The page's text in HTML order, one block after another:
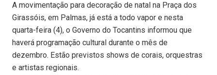
A movimentação para decoração de natal na Praça dos
Girassóis, em Palmas, já está a todo vapor e nesta
quarta-feira (4), o Governo do Tocantins informou que
haverá programação cultural durante o mês de
dezembro. Estão previstos shows de corais, orquestras
e artistas regionais.